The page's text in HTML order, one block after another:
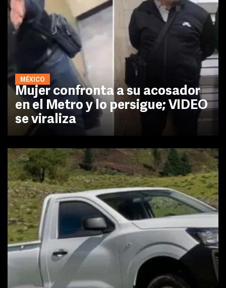
MÉXICO
Mujer confronta a su acosador
en el Metro y lo persigue; VIDEO
se viraliza